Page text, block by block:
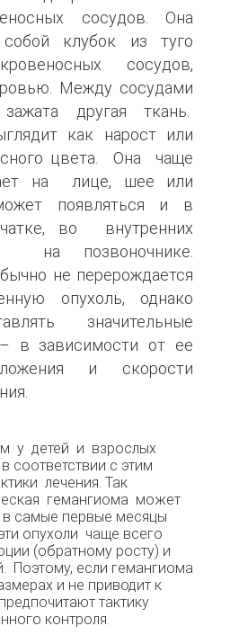
сосудов. Она
собой клубок из туго
сосудов,
Между сосудами
другая ткань.
как нарост или
цвета. Она чаще
на лице, шее или
появляться и в
во внутренних
позвоночнике.
не перерождается
опухоль, однако
значительные
– в зависимости от ее
и скорости
у детей и взрослых
соответствии с этим
лечения. Так
гемангиома может
в самые первые месяцы
опухоли чаще всего
(обратному росту) и
Поэтому, если гемангиома
и не приводит к
тактику
контроля.